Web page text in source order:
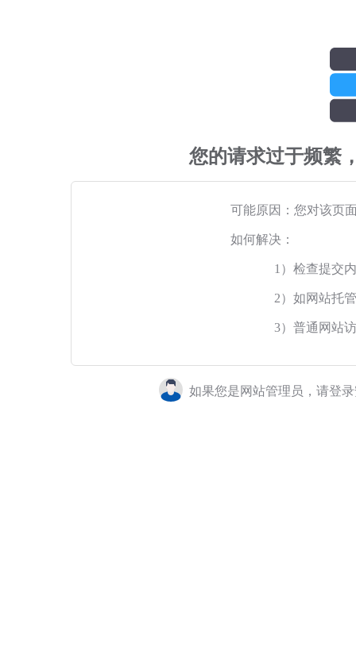
您的请求过于频繁
可能原因：您对该页
如何解决：
1）检查提交
2）如网站托
3）普通网站
如果您是网站管理员，请登